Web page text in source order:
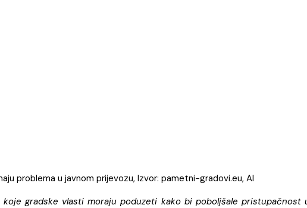
problema u javnom prijevozu, Izvor: pametni-gradovi.eu, AI
gradske vlasti moraju poduzeti kako bi poboljšale